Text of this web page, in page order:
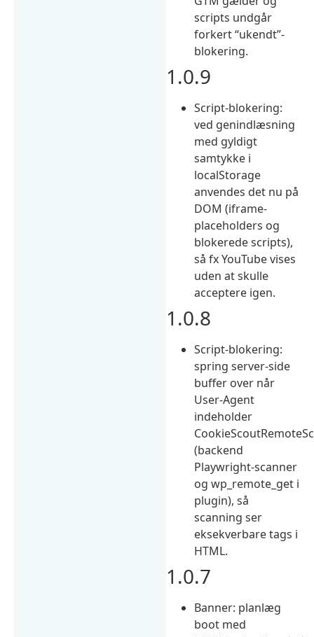
scripts undgår
forkert “ukendt”-
blokering.
1.0.9
Script-blokering:
ved genindlæsning
med gyldigt
samtykke i
localStorage
anvendes det nu på
DOM (iframe-
placeholders og
blokerede scripts),
så fx YouTube vises
uden at skulle
acceptere igen.
1.0.8
Script-blokering:
spring server-side
buffer over når
User-Agent
indeholder
(backend
Playwright-scanner
og wp_remote_get i
plugin), så
scanning ser
eksekverbare tags i
HTML.
1.0.7
Banner: planlæg
boot med